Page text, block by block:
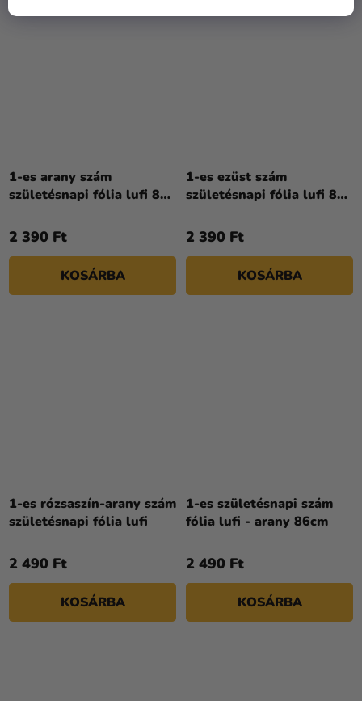
1-es arany szám
születésnapi fólia lufi 86
2 390 Ft
KOSÁRBA
1-es ezüst szám
születésnapi fólia lufi 86
2 390 Ft
KOSÁRBA
1-es rózsaszín-arany szám
születésnapi fólia lufi
átlagos
4,3
csillag.
2 490 Ft
KOSÁRBA
1-es születésnapi szám
fólia lufi - arany 86cm
2 490 Ft
KOSÁRBA